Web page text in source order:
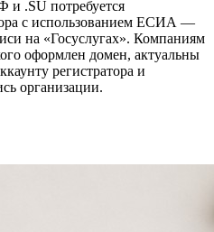
и .SU потребуется
с использованием ЕСИА —
на «Госуслугах». Компаниям
оформлен домен, актуальны
регистратора и
организации.